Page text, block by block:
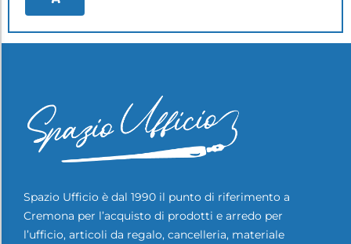
Spazio Ufficio è dal 1990 il punto di riferimento a
Cremona per l’acquisto di prodotti e arredo per
l’ufficio, articoli da regalo, cancelleria, materiale